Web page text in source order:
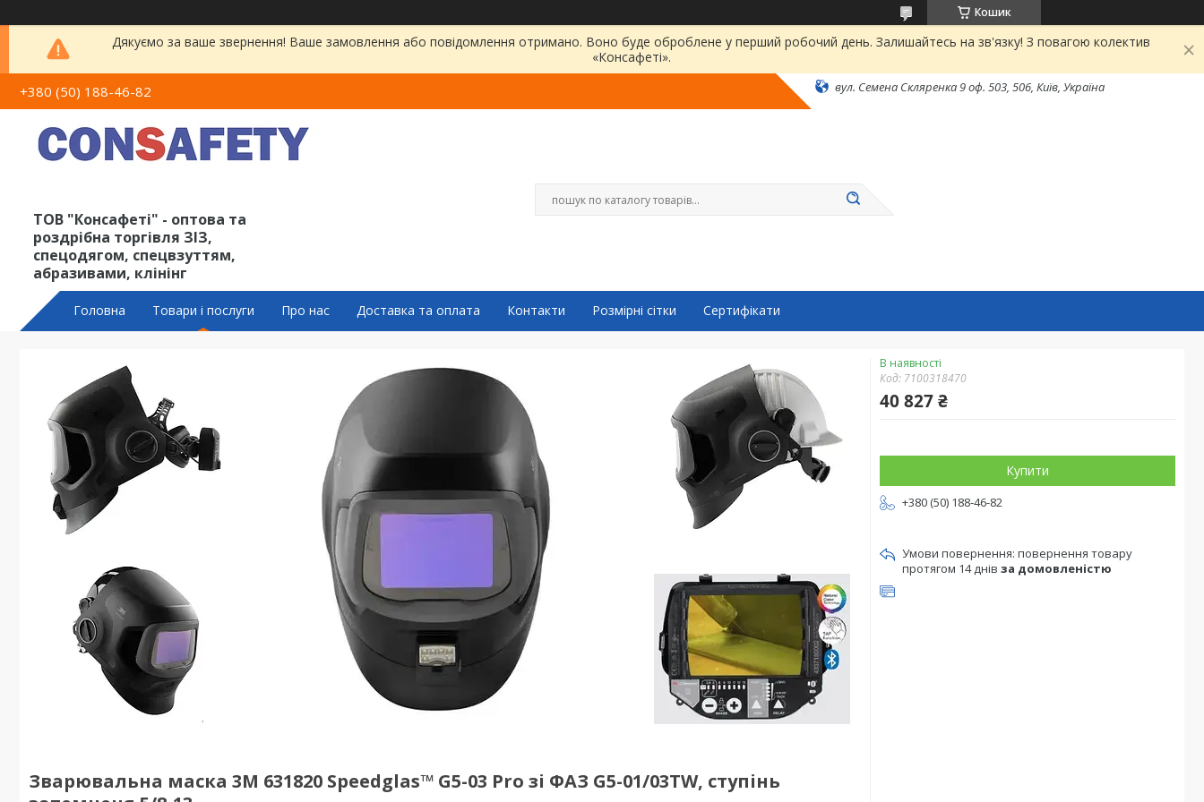
Кошик
Дякуємо за ваше звернення! Ваше замовлення або повідомлення отримано. Воно буде оброблене у перший робочий день. Залишайтесь на зв'язку! З повагою колектив
«Консафеті».
+380 (50) 188-46-82 вул. Семена Скляренка 9 оф. 503, 506, Київ, Україна
ТОВ "Консафеті" - оптова та
роздрібна торгівля ЗІЗ,
спецодягом, спецвзуттям,
абразивами, клінінг
Головна Товари і послуги Про нас Доставка та оплата Контакти Розмірні сітки Сертифікати
Зварювальна маска 3М 631820 Speedglas™ G5-03 Pro зі ФАЗ G5-01/03TW, ступінь
В наявності
Код: 7100318470
40 827 ₴
Купити
+380 (50) 188-46-82
повернення товару
протягом 14 днів за домовленістю